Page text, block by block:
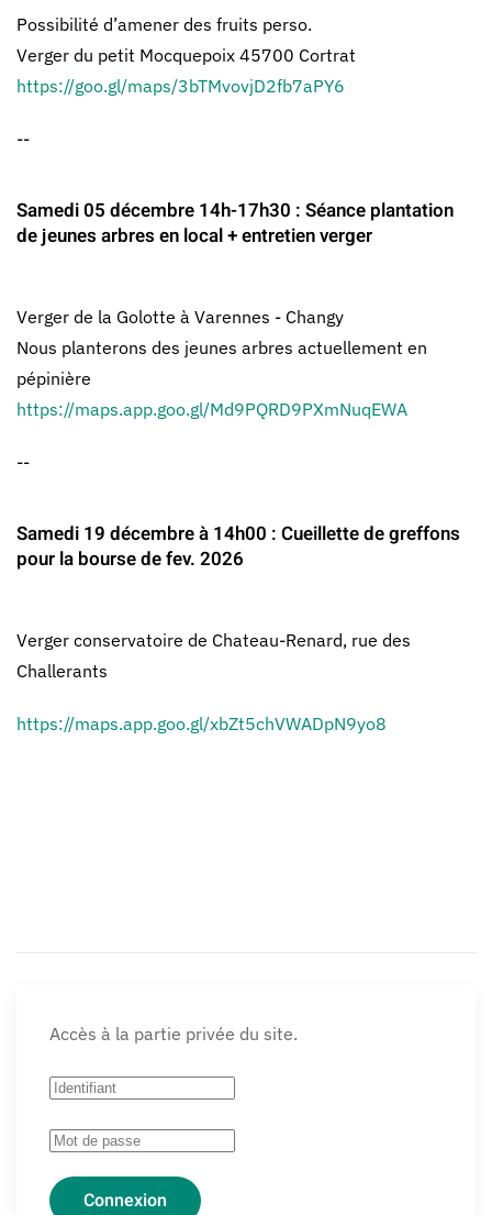
Possibilité d’amener des fruits perso.
Verger du petit Mocquepoix 45700 Cortrat
https://goo.gl/maps/3bTMvovjD2fb7aPY6
--
Samedi 05 décembre 14h-17h30 : Séance plantation
de jeunes arbres en local + entretien verger
Verger de la Golotte à Varennes - Changy
Nous planterons des jeunes arbres actuellement en
pépinière
https://maps.app.goo.gl/Md9PQRD9PXmNuqEWA
--
Samedi 19 décembre à 14h00 : Cueillette de greffons
pour la bourse de fev. 2026
Verger conservatoire de Chateau-Renard, rue des
Challerants
https://maps.app.goo.gl/xbZt5chVWADpN9yo8
Accès à la partie privée du site.
Connexion